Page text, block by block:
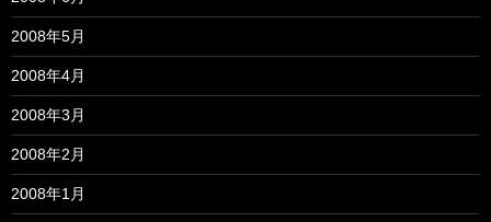
2008年5月
2008年4月
2008年3月
2008年2月
2008年1月